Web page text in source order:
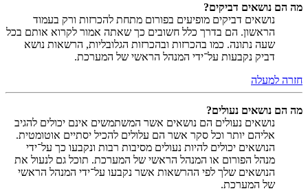
מה הם נושאים דביקים?
נושאים דביקים מופיעים בפורום מתחת להכרזות ורק בעמוד
הראשון. הם בדרך כלל חשובים כך שאתה אמור לקרוא אותם בכל
שעה נתונה. כמו בהכרזות ובהכרזות הגלובליות, הרשאות נושא
דביק נקבעות על־ידי המנהל הראשי של המערכת.
חזרה למעלה
מה הם נושאים נעולים?
נושאים נעולים הם נושאים אשר המשתמשים אינם יכולים להגיב
אליהם יותר וכל סקר אשר הם עלולים להכיל יסתיים אוטומטית.
הנושאים יכולים להיות נעולים מסיבות רבות ונקבעו כך על־ידי
מנהל הפורום או המנהל הראשי של המערכת. תוכל גם לנעול את
הנושאים שלך לפי ההרשאות אשר נקבעו על־ידי המנהל הראשי
של המערכת.